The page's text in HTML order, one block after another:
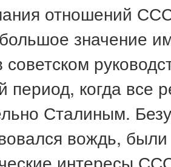
отношений
значение
период, когда все
Сталиным.
вождь,
интересы